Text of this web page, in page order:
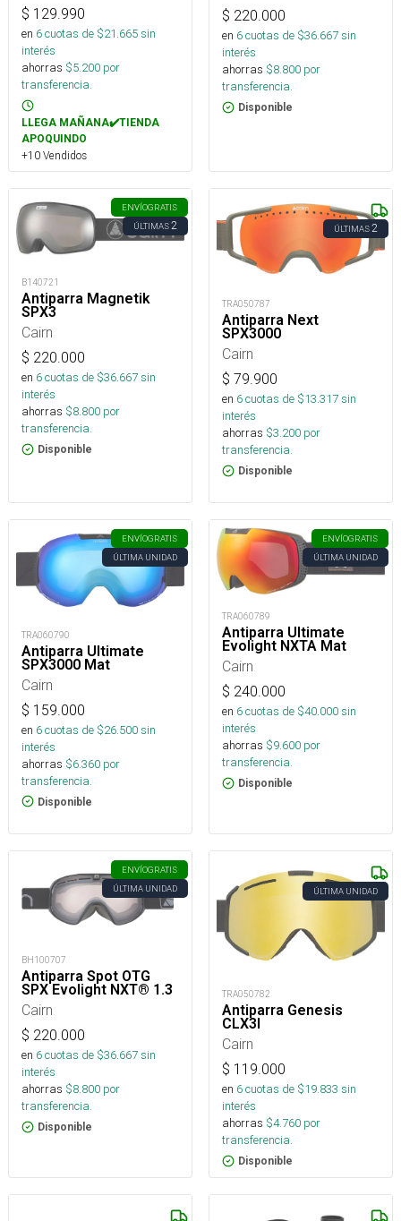
$ 129.990
en 6cuotas de $21.665sin
interés
ahorras $5.200 por
transferencia.
LLEGA MAÑANA✔️TIENDA
APOQUINDO
+10 Vendidos
$ 220.000
en 6cuotas de $36.667sin
interés
ahorras $8.800 por
transferencia.
Disponible
ENVÍOGRATIS
ÚLTIMAS2
B140721
Antiparra Magnetik
SPX3
Cairn
$ 220.000
en 6cuotas de $36.667sin
interés
ahorras $8.800 por
transferencia.
Disponible
ÚLTIMAS2
TRA050787
Antiparra Next
SPX3000
Cairn
$ 79.900
en 6cuotas de $13.317sin
interés
ahorras $3.200 por
transferencia.
Disponible
ENVÍOGRATIS
ÚLTIMA UNIDAD
TRA060790
Antiparra Ultimate
SPX3000 Mat
Cairn
$ 159.000
en 6cuotas de $26.500sin
interés
ahorras $6.360 por
transferencia.
Disponible
ENVÍOGRATIS
ÚLTIMA UNIDAD
TRA060789
Antiparra Ultimate
Evolight NXTA Mat
Cairn
$ 240.000
en 6cuotas de $40.000sin
interés
ahorras $9.600 por
transferencia.
Disponible
ENVÍOGRATIS
ÚLTIMA UNIDAD
BH100707
Antiparra Spot OTG
SPX Evolight NXT® 1.3
Cairn
$ 220.000
en 6cuotas de $36.667sin
interés
ahorras $8.800 por
transferencia.
Disponible
ÚLTIMA UNIDAD
TRA050782
Antiparra Genesis
CLX3I
Cairn
$ 119.000
en 6cuotas de $19.833 sin
interés
ahorras $4.760 por
transferencia.
Disponible